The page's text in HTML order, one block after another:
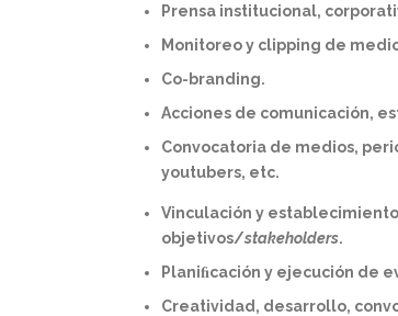
Prensa institucional,
Monitoreo y clipping de
Co-branding.
Acciones de comunicación,
Convocatoria de medios,
youtubers, etc.
Vinculación y
objetivos/stakeholders.
Planiﬁcación y ejecución de
Creatividad, desarrollo,